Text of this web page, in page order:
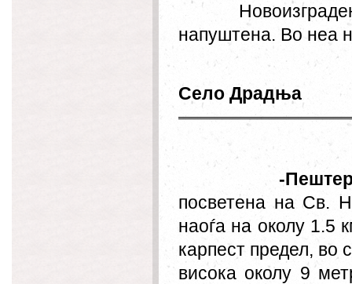
напуштена. Во неа
Село Драдња
-
посветена на Св.
наоѓа на околу 1.5
карпест предел, во
висока околу 9